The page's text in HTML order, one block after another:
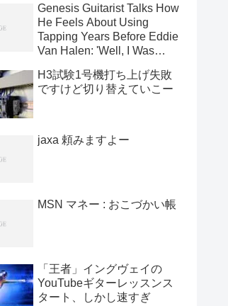
Genesis Guitarist Talks How
He Feels About Using
Tapping Years Before Eddie
Van Halen: 'Well, I Was
H3試験1号機打ち上げ失敗
ですけど切り替えていこー
jaxa 頼みますよー
MSN マネー : おこづかい帳
「王者」イングヴェイの
YouTubeギターレッスンス
タート、しかし速すぎ